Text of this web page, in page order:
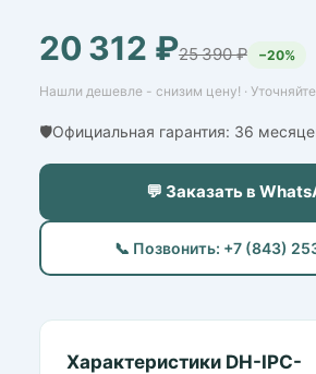
20 312 ₽25 390 ₽ −20%
Нашли дешевле - снизим цену! ·
🛡️Официальная гарантия: 36
💬 Заказать в
📞 Позвонить: +7 (843)
Характеристики DH-IPC-